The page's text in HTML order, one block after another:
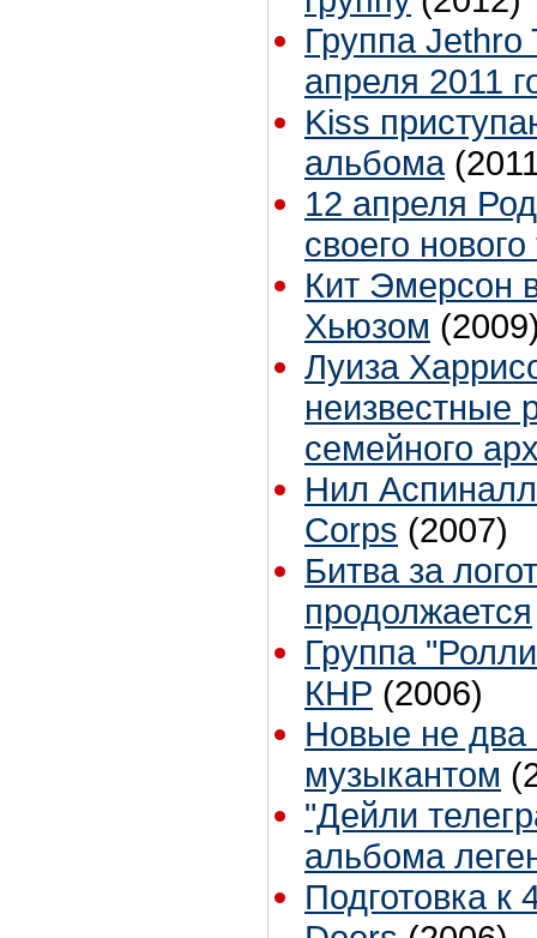
Группа Jethro
апреля 2011
Kiss
альбома
12 апреля
своего
Кит Эмерсон
Хьюзом
Луиза
неизвестные
семейного
Нил
Corps (2007)
Битва за
продолжается
Группа
КНР (2006)
Новые не два
музыкантом
"Дейли
альбома
Подготовка